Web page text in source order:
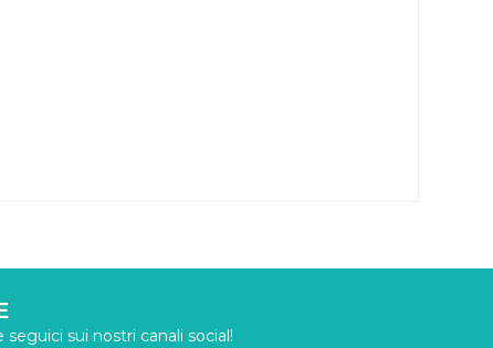
sui nostri canali social!